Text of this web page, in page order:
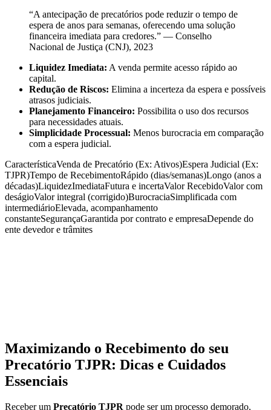
“A antecipação de precatórios pode reduzir o tempo de
espera de anos para semanas, oferecendo uma solução
financeira imediata para credores.” — Conselho
Nacional de Justiça (CNJ), 2023
Liquidez Imediata: A venda permite acesso rápido ao
capital.
Redução de Riscos: Elimina a incerteza da espera e possíveis
atrasos judiciais.
Planejamento Financeiro: Possibilita o uso dos recursos
para necessidades atuais.
Simplicidade Processual: Menos burocracia em comparação
com a espera judicial.
CaracterísticaVenda de Precatório (Ex: Ativos)Espera Judicial (Ex:
TJPR)Tempo de RecebimentoRápido (dias/semanas)Longo (anos a
décadas)LiquidezImediataFutura e incertaValor RecebidoValor com
deságioValor integral (corrigido)BurocraciaSimplificada com
intermediárioElevada, acompanhamento
constanteSegurançaGarantida por contrato e empresaDepende do
ente devedor e trâmites
Maximizando o Recebimento do seu
Precatório TJPR: Dicas e Cuidados
Essenciais
Receber um Precatório TJPR pode ser um processo demorado,